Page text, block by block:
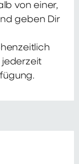
von einer,
geben Dir
jederzeit